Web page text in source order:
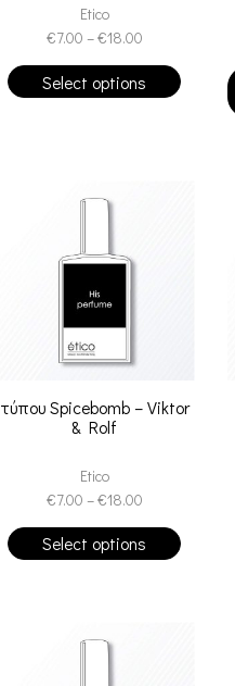
Etico
€7.00 –€18.00
Select options
τύπου Spicebomb – Viktor
& Rolf
Etico
€7.00 –€18.00
Select options